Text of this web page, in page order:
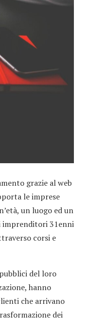
grazie al web
le imprese
un luogo ed un
imprenditori 31enni
corsi e
del loro
hanno
che arrivano
dei